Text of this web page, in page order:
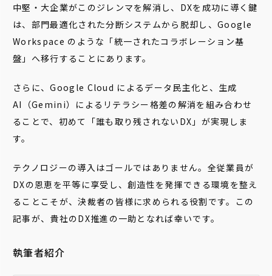
中堅・大企業がこのジレンマを解消し、DXを成功に導く鍵
は、部門最適化された分断システムから脱却し、Google
Workspace のような「統一されたコラボレーション基
盤」へ移行することにあります。
さらに、Google Cloud によるデータ民主化と、生成
AI（Gemini）によるリテラシー格差の解消を組み合わせ
ることで、初めて「誰も取り残されないDX」が実現しま
す。
テクノロジーの導入はゴールではありません。全従業員が
DXの恩恵を平等に享受し、創造性を発揮できる環境を整え
ることこそが、決裁者の皆様に求められる役割です。この
記事が、貴社のDX推進の一助となれば幸いです。
執筆者紹介